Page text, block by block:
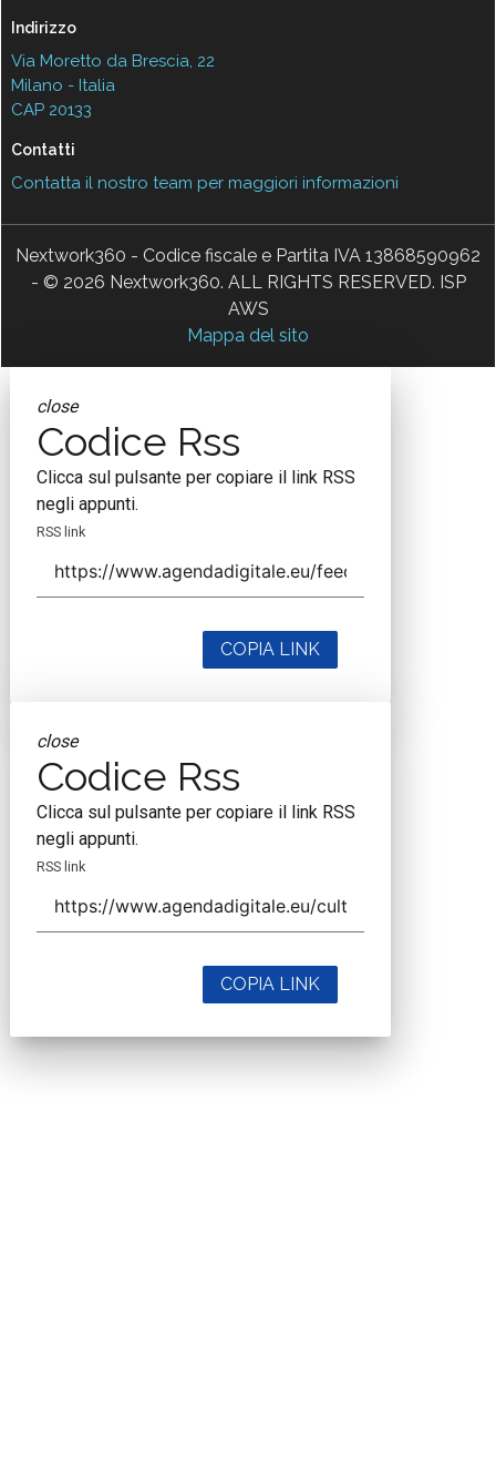
Indirizzo
Via Moretto da Brescia, 22
Milano - Italia
CAP 20133
Contatti
Contatta il nostro team per maggiori informazioni
Nextwork360 - Codice fiscale e Partita IVA 13868590962
- © 2026 Nextwork360. ALL RIGHTS RESERVED. ISP
AWS
Mappa del sito
close
Codice Rss
Clicca sul pulsante per copiare il link RSS
negli appunti.
RSS link
COPIA LINK
close
Codice Rss
Clicca sul pulsante per copiare il link RSS
negli appunti.
RSS link
COPIA LINK